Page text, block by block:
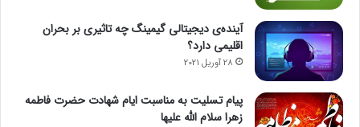
آینده‌ی دیجیتالی گیمینگ چه تاثیری بر بحران
اقلیمی دارد؟
28 آوریل 2021
پیام تسلیت به مناسبت ایام شهادت حضرت فاطمه
زهرا سلام الله علیها